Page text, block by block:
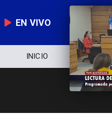
EN VIVO
NOTICIERO